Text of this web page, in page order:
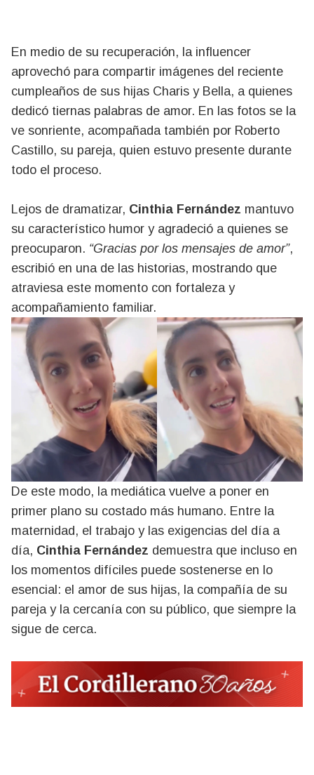
En medio de su recuperación, la influencer
aprovechó para compartir imágenes del reciente
cumpleaños de sus hijas Charis y Bella, a quienes
dedicó tiernas palabras de amor. En las fotos se la
ve sonriente, acompañada también por Roberto
Castillo, su pareja, quien estuvo presente durante
todo el proceso.
Lejos de dramatizar, Cinthia Fernández mantuvo
su característico humor y agradeció a quienes se
preocuparon. “Gracias por los mensajes de amor”,
escribió en una de las historias, mostrando que
atraviesa este momento con fortaleza y
acompañamiento familiar.
De este modo, la mediática vuelve a poner en
primer plano su costado más humano. Entre la
maternidad, el trabajo y las exigencias del día a
día, Cinthia Fernández demuestra que incluso en
los momentos difíciles puede sostenerse en lo
esencial: el amor de sus hijas, la compañía de su
pareja y la cercanía con su público, que siempre la
sigue de cerca.